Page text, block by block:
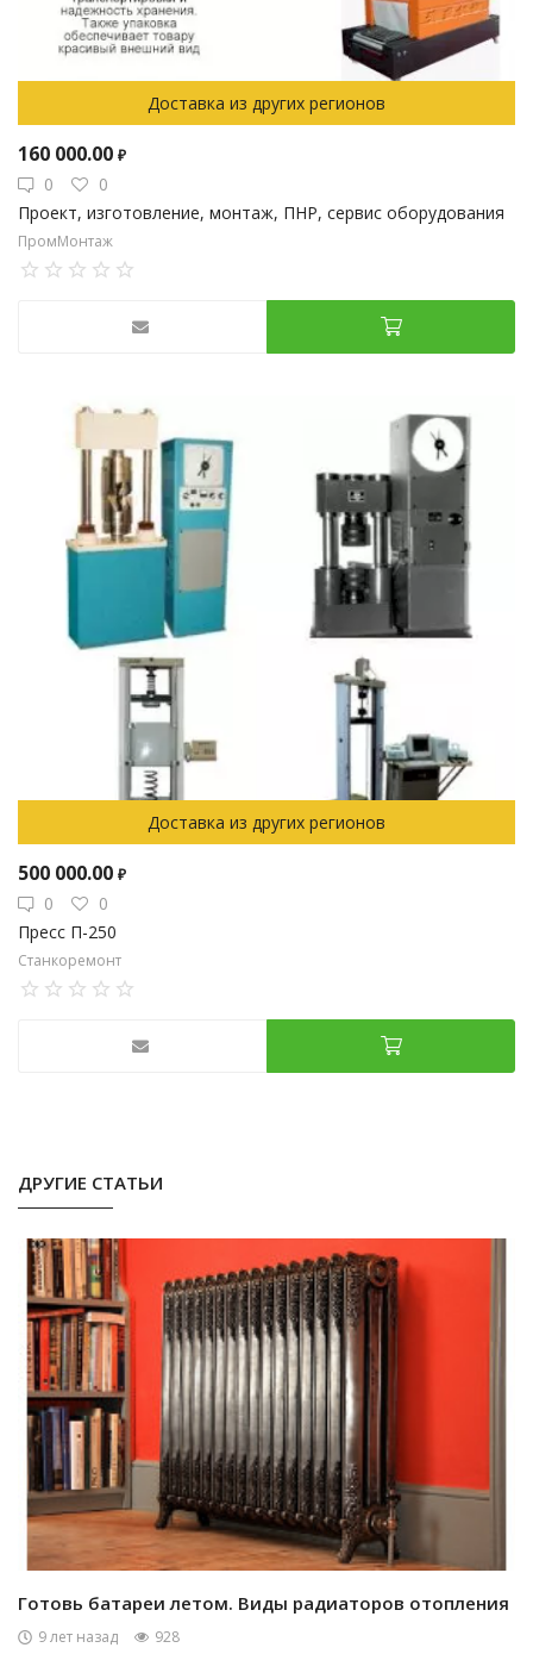
Доставка из других регионов
160 000.00 ₽
0
0
Проект, изготовление, монтаж, ПНР, сервис оборудования
ПромМонтаж
Доставка из других регионов
500 000.00 ₽
0
0
Пресс П-250
Станкоремонт
ДРУГИЕ СТАТЬИ
Готовь батареи летом. Виды радиаторов отопления
9 лет назад
928